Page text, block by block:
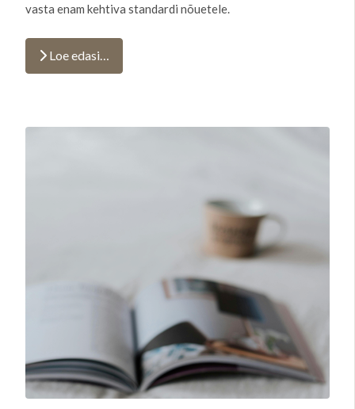
vasta enam kehtiva standardi nõuetele.
Loe edasi…